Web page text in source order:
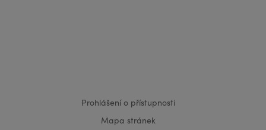
Prohlášení o přístupnosti
Mapa stránek